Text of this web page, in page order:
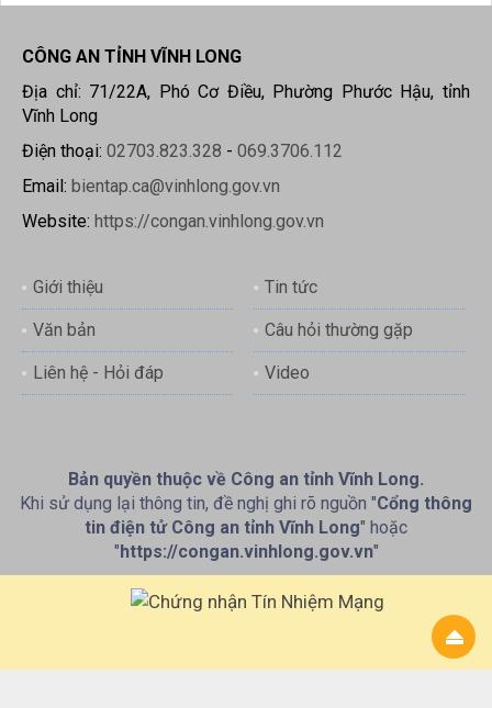
CÔNG AN TỈNH VĨNH LONG
Địa chỉ: 71/22A, Phó Cơ Điều, Phường Phước Hậu, tỉnh
Vĩnh Long
Điện thoại: 02703.823.328 - 069.3706.112
Email: bientap.ca@vinhlong.gov.vn
Website: https://congan.vinhlong.gov.vn
Giới thiệu Tin tức
Văn bản Câu hỏi thường gặp
Liên hệ - Hỏi đáp Video
Bản quyền thuộc về Công an tỉnh Vĩnh Long.
Khi sử dụng lại thông tin, đề nghị ghi rõ nguồn "Cổng thông
tin điện tử Công an tỉnh Vĩnh Long" hoặc
"https://congan.vinhlong.gov.vn"